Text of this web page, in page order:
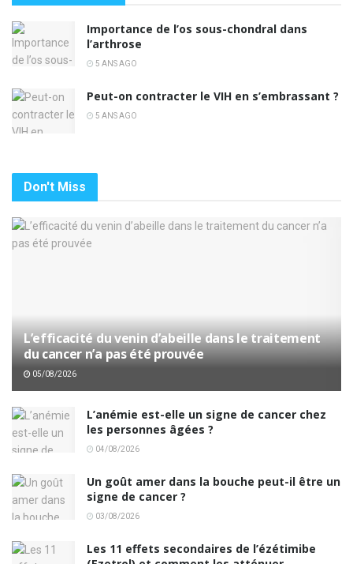
Importance de l’os sous-chondral dans
l’arthrose
5 ANS AGO
Peut-on contracter le VIH en s’embrassant ?
5 ANS AGO
Don't Miss
L’efficacité du venin d’abeille dans le traitement
du cancer n’a pas été prouvée
05/08/2026
L’anémie est-elle un signe de cancer chez
les personnes âgées ?
04/08/2026
Un goût amer dans la bouche peut-il être un
signe de cancer ?
03/08/2026
Les 11 effets secondaires de l’ézétimibe